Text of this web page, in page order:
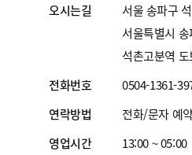
오시는길
서울 송파구
서울특별시
석촌고분역 도
전화번호
0504-1361-
연락방법
전화/문자 예
영업시간
13:00 ~ 05:00